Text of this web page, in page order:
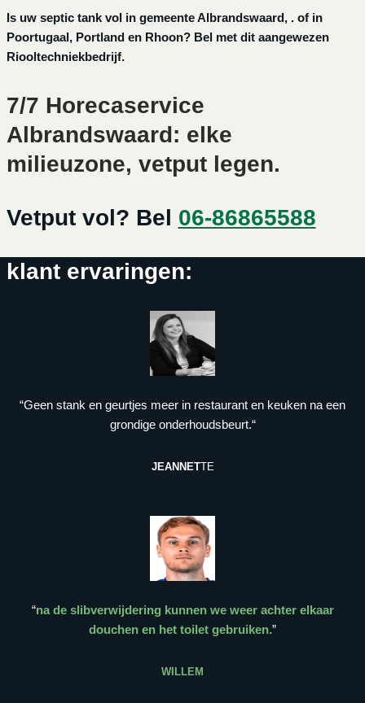
Is uw septic tank vol in gemeente Albrandswaard, . of in
Poortugaal, Portland en Rhoon? Bel met dit aangewezen
Riooltechniekbedrijf.
7/7 Horecaservice
Albrandswaard: elke
milieuzone, vetput legen.
Vetput vol? Bel 06-86865588
klant ervaringen:
“Geen stank en geurtjes meer in restaurant en keuken na een
grondige onderhoudsbeurt.“
JEANNETTE
“na de slibverwijdering kunnen we weer achter elkaar
douchen en het toilet gebruiken.”
WILLEM